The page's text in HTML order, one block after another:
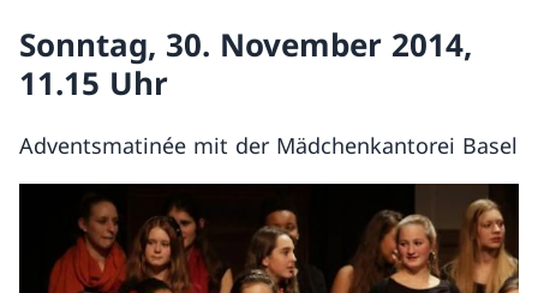
Sonntag, 30. November 2014,
11.15 Uhr
Adventsmatinée mit der Mädchenkantorei Basel